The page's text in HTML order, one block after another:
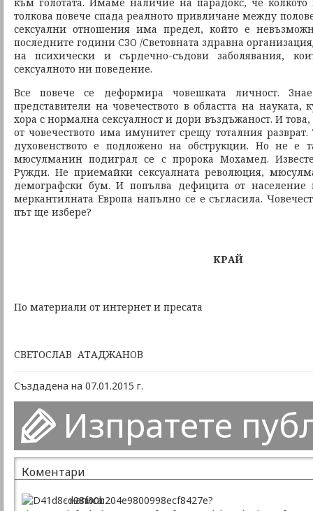
толкова повече спада реалното привличане между
сексуални отношения има предел, който е
последните години СЗО /Световната здравна
на психически и сърдечно-съдови заболявания,
сексуалното ни поведение.
Все повече се деформира човешката личност.
представители на човечеството в областта на науката,
хора с нормална сексуалност и дори въздъжаност. И
от човечеството има имунитет срещу тоталния
духовенството е подложено на обструкции. Но не е
мюсулманин подиграл се с пророка Мохамед.
Ружди. Не приемайки сексуалната революция,
демографски бум. И попълва дефицита от население
меркантилната Европа напълно се е съгласила.
път ще избере?
КРАЙ
По материали от интернет и пресата
СВЕТОСЛАВ АТАДЖАНОВ
Създадена на 07.01.2015 г.
Изпратете
Коментари
- написа: